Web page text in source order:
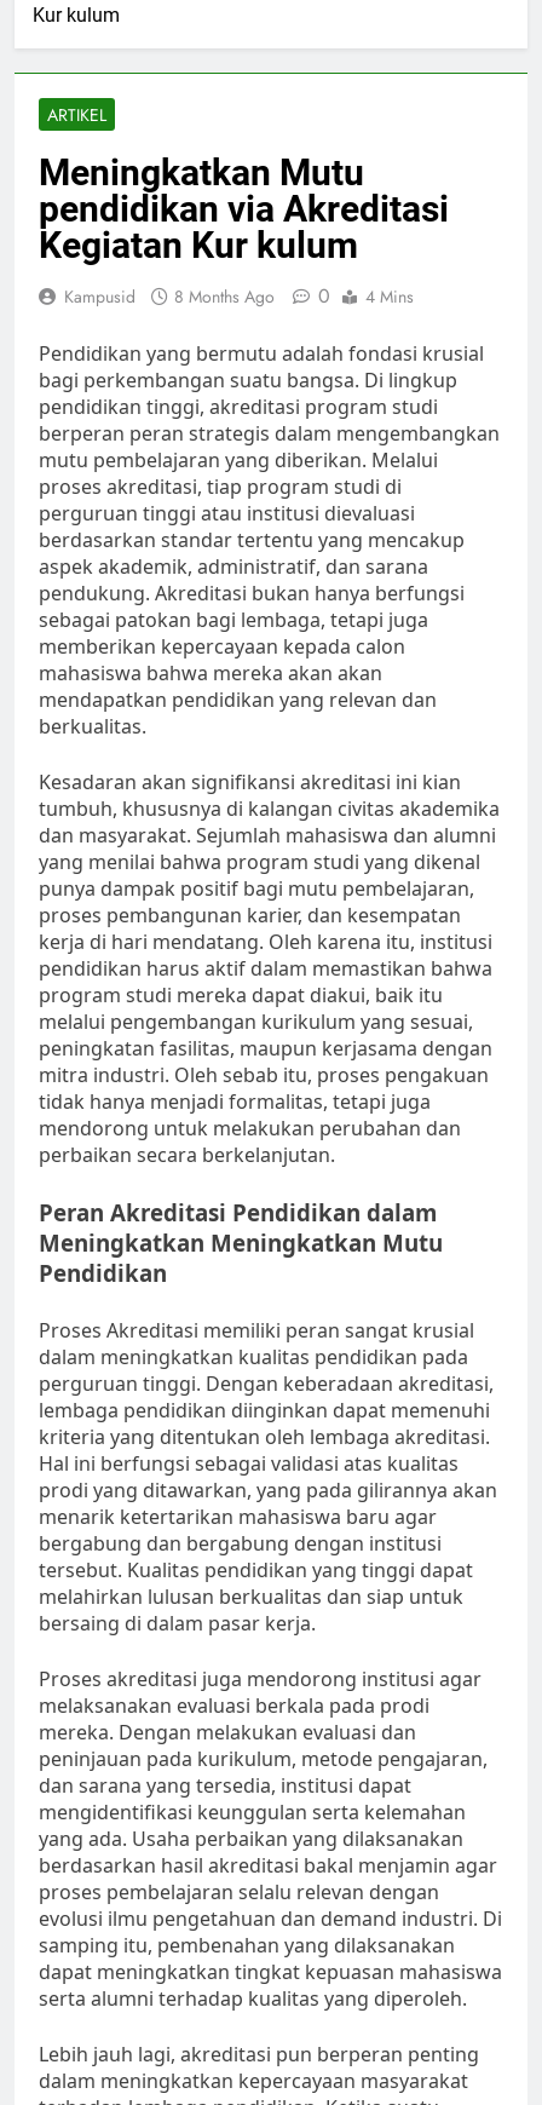
Kur kulum
ARTIKEL
Meningkatkan Mutu
pendidikan via Akreditasi
Kegiatan Kur kulum
Kampusid 8 Months Ago 0 4 Mins
Pendidikan yang bermutu adalah fondasi krusial
bagi perkembangan suatu bangsa. Di lingkup
pendidikan tinggi, akreditasi program studi
berperan peran strategis dalam mengembangkan
mutu pembelajaran yang diberikan. Melalui
proses akreditasi, tiap program studi di
perguruan tinggi atau institusi dievaluasi
berdasarkan standar tertentu yang mencakup
aspek akademik, administratif, dan sarana
pendukung. Akreditasi bukan hanya berfungsi
sebagai patokan bagi lembaga, tetapi juga
memberikan kepercayaan kepada calon
mahasiswa bahwa mereka akan akan
mendapatkan pendidikan yang relevan dan
berkualitas.
Kesadaran akan signifikansi akreditasi ini kian
tumbuh, khususnya di kalangan civitas akademika
dan masyarakat. Sejumlah mahasiswa dan alumni
yang menilai bahwa program studi yang dikenal
punya dampak positif bagi mutu pembelajaran,
proses pembangunan karier, dan kesempatan
kerja di hari mendatang. Oleh karena itu, institusi
pendidikan harus aktif dalam memastikan bahwa
program studi mereka dapat diakui, baik itu
melalui pengembangan kurikulum yang sesuai,
peningkatan fasilitas, maupun kerjasama dengan
mitra industri. Oleh sebab itu, proses pengakuan
tidak hanya menjadi formalitas, tetapi juga
mendorong untuk melakukan perubahan dan
perbaikan secara berkelanjutan.
Peran Akreditasi Pendidikan dalam
Meningkatkan Meningkatkan Mutu
Pendidikan
Proses Akreditasi memiliki peran sangat krusial
dalam meningkatkan kualitas pendidikan pada
perguruan tinggi. Dengan keberadaan akreditasi,
lembaga pendidikan diinginkan dapat memenuhi
kriteria yang ditentukan oleh lembaga akreditasi.
Hal ini berfungsi sebagai validasi atas kualitas
prodi yang ditawarkan, yang pada gilirannya akan
menarik ketertarikan mahasiswa baru agar
bergabung dan bergabung dengan institusi
tersebut. Kualitas pendidikan yang tinggi dapat
melahirkan lulusan berkualitas dan siap untuk
bersaing di dalam pasar kerja.
Proses akreditasi juga mendorong institusi agar
melaksanakan evaluasi berkala pada prodi
mereka. Dengan melakukan evaluasi dan
peninjauan pada kurikulum, metode pengajaran,
dan sarana yang tersedia, institusi dapat
mengidentifikasi keunggulan serta kelemahan
yang ada. Usaha perbaikan yang dilaksanakan
berdasarkan hasil akreditasi bakal menjamin agar
proses pembelajaran selalu relevan dengan
evolusi ilmu pengetahuan dan demand industri. Di
samping itu, pembenahan yang dilaksanakan
dapat meningkatkan tingkat kepuasan mahasiswa
serta alumni terhadap kualitas yang diperoleh.
Lebih jauh lagi, akreditasi pun berperan penting
dalam meningkatkan kepercayaan masyarakat